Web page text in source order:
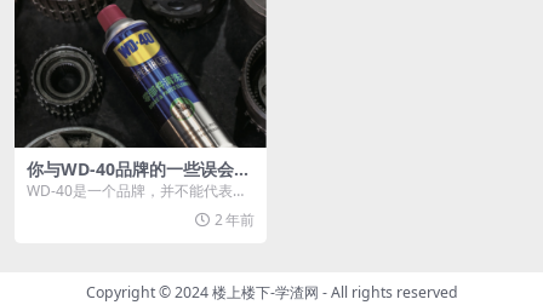
你与WD-40品牌的一些误会，
快来解除吧
WD-40是一个品牌，并不能代表某
一款产品，WD-40品牌下面有较多
2 年前
Copyright © 2024楼上楼下-学渣网 - All rights reserved